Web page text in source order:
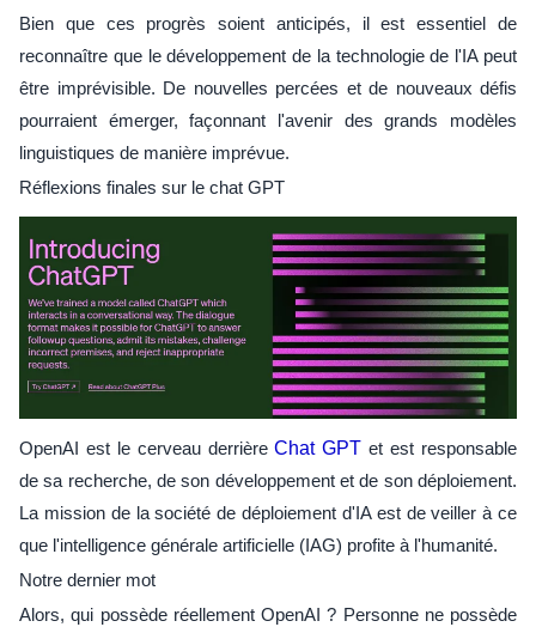
Bien que ces progrès soient anticipés, il est essentiel de
reconnaître que le développement de la technologie de l'IA peut
être imprévisible. De nouvelles percées et de nouveaux défis
pourraient émerger, façonnant l'avenir des grands modèles
linguistiques de manière imprévue.
Réflexions finales sur le chat GPT
OpenAI est le cerveau derrièreChat GPT et est responsable
de sa recherche, de son développement et de son déploiement.
La mission de la société de déploiement d'IA est de veiller à ce
que l'intelligence générale artificielle (IAG) profite à l'humanité.
Notre dernier mot
Alors, qui possède réellement OpenAI ? Personne ne possède